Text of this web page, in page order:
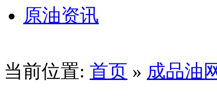
原油资讯
当前位置: 首页 » 成品油